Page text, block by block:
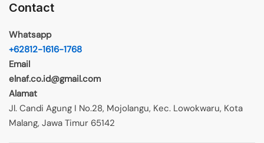
Contact
Whatsapp
+62812-1616-1768
Email
elnaf.co.id@gmail.com
Alamat
Jl. Candi Agung I No.28, Mojolangu, Kec. Lowokwaru, Kota
Malang, Jawa Timur 65142